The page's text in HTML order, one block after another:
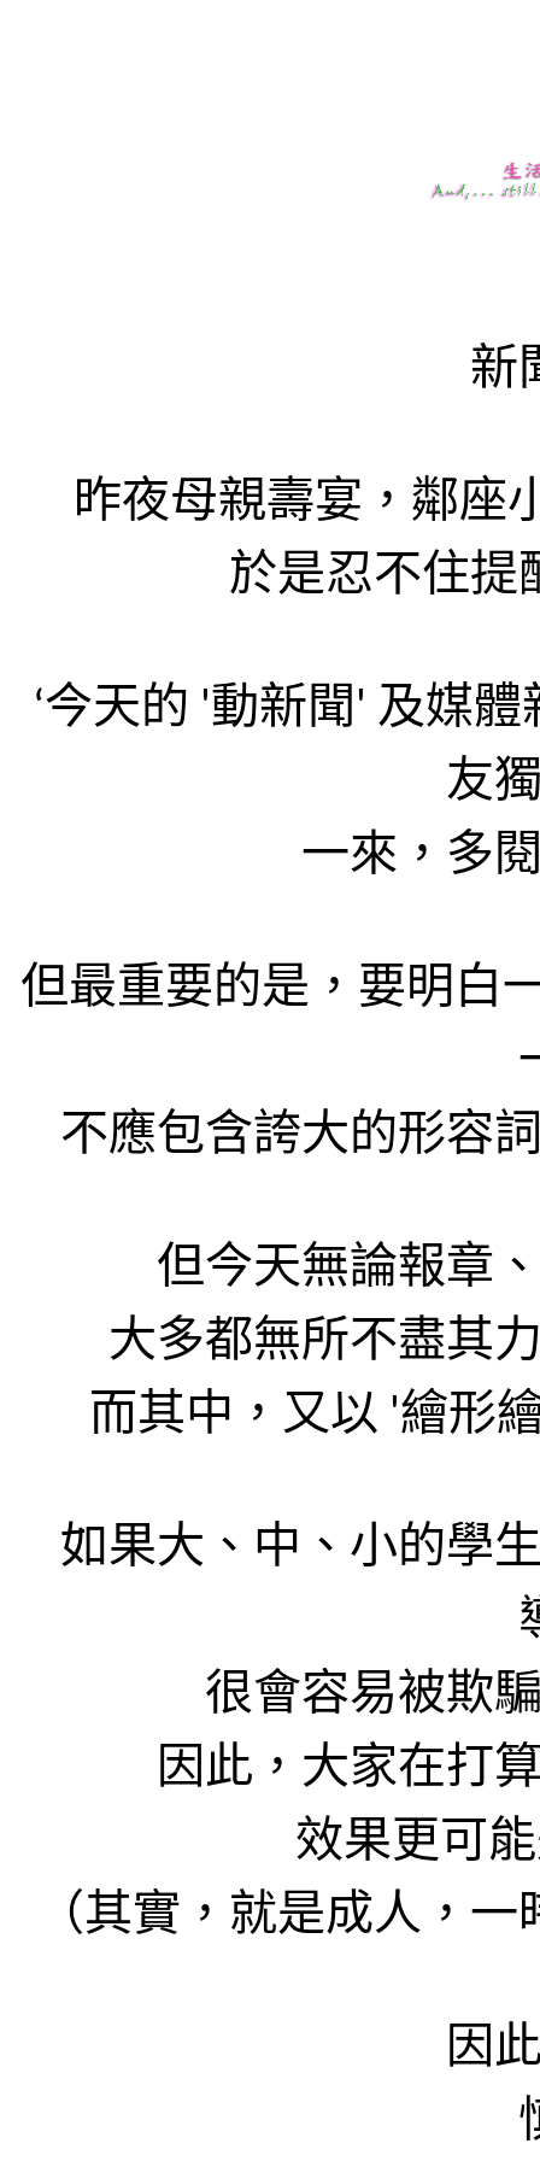
新
昨夜母親壽宴，鄰座
於是忍不住提
‘今天的 '動新聞' 及媒體
友
一來，多
但最重要的是，要明白
不應包含誇大的形容
但今天無論報章
大多都無所不盡其
而其中，又以 '繪形
如果大、中、小的學
很會容易被欺
因此，大家在打
效果更可
（其實，就是成人，
因